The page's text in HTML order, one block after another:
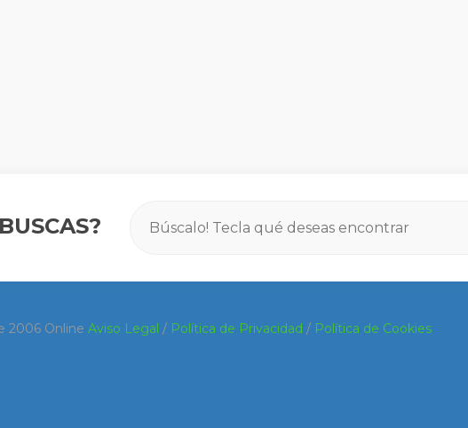
2006 Online Aviso Legal / Política de Privacidad / Política de Cookies